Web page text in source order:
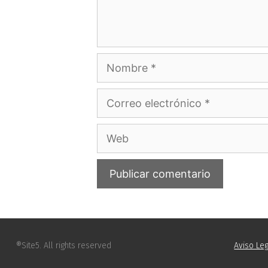
®Site5. All rights reserved Aviso